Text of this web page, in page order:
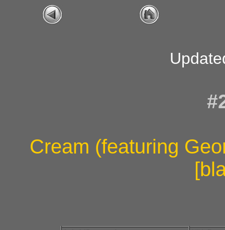
Cream (featuring